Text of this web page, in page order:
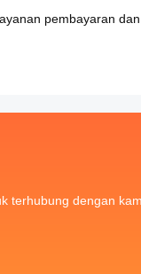
pembayaran
terhubung dengan